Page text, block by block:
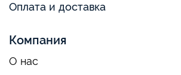
Оплата и доставка
Компания
О нас